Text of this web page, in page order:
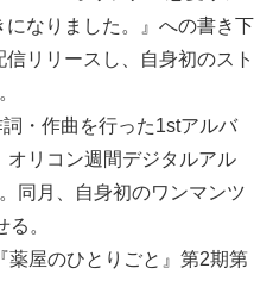
なりました。』への書き下
リリースし、自身初のスト
・作曲を行った1stアルバ
オリコン週間デジタルアル
同月、自身初のワンマンツ
。
薬屋のひとりごと』第2期第